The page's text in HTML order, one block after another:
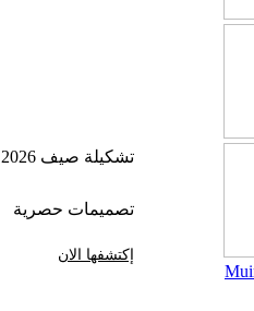
تشكيلة صيف 2026
تصميمات حصرية
إكتشفها الان